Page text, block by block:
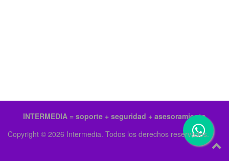
INTERMEDIA = soporte + seguridad + asesoramiento
Copyright © 2026 Intermedia. Todos los derechos reservados.